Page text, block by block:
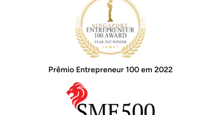
Prêmio Entrepreneur 100 em 2022